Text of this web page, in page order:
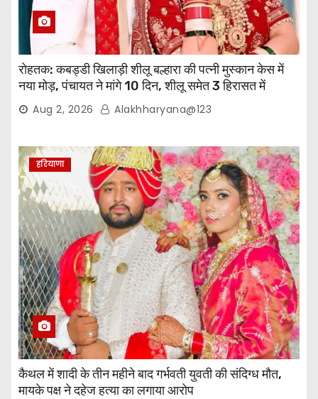
रोहतक: कबड्डी खिलाड़ी शीलू बल्हारा की पत्नी मुस्कान केस में
नया मोड़, पंचायत ने मांगे 10 दिन, शीलू समेत 3 हिरासत में
Aug 2, 2026 Alakhharyana@123
हरियाणा
कैथल में शादी के तीन महीने बाद गर्भवती युवती की संदिग्ध मौत,
मायके पक्ष ने दहेज हत्या का लगाया आरोप